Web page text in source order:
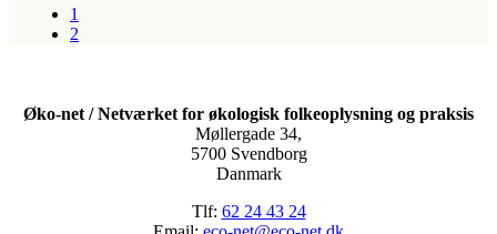
1
2
Øko-net / Netværket for økologisk folkeoplysning og praksis
Møllergade 34,
5700 Svendborg
Danmark
Tlf: 62 24 43 24